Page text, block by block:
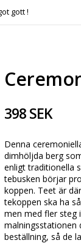
gott !
398 SEK
Denna
dimhöljda berg
enligt traditionella
tebusken börjar
koppen. Teet är
tekoppen ska ha
men med fler steg
malningsstationen
beställning, så de